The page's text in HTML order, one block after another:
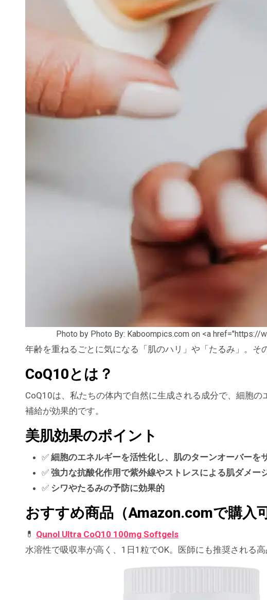
Photo by Photo By: Kaboompics.com on <a
年齢を重ねるごとに気になる「肌のハリ」や「たるみ」。
CoQ10とは？
CoQ10は、私たちの体内で自然に生成される成分で、細胞
補給が効果的です。
美肌効果のポイント
✅ 細胞のエネルギーを活性化し、肌のターンオーバーを
✅ 強力な抗酸化作用で紫外線やストレスによる肌ダメー
✅ シワやたるみの予防に効果的
おすすめ商品（Amazon.comで購入可
💊 Qunol Ultra CoQ10 100mg Softgels
水溶性で吸収率が高く、1日1粒でOK。医師にも推奨される高